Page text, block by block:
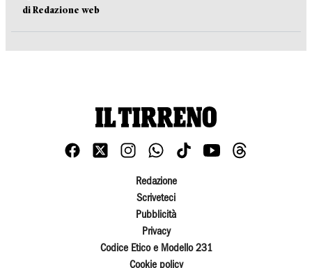
di Redazione web
Redazione
Scriveteci
Pubblicità
Privacy
Codice Etico e Modello 231
Cookie policy